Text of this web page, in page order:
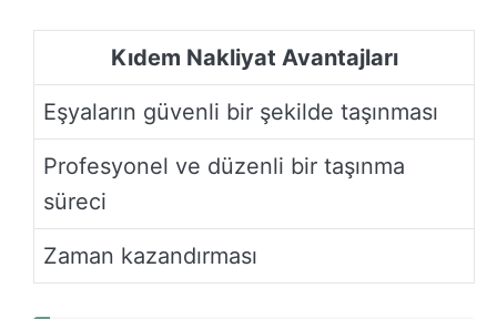
Kıdem Nakliyat Avantajları
Eşyaların güvenli bir şekilde taşınması
Profesyonel ve düzenli bir taşınma
süreci
Zaman kazandırması